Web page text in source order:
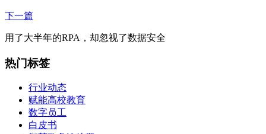
下一篇
用了大半年的RPA，却忽视了数据安全
热门标签
行业动态
赋能高校教育
数字员工
白皮书